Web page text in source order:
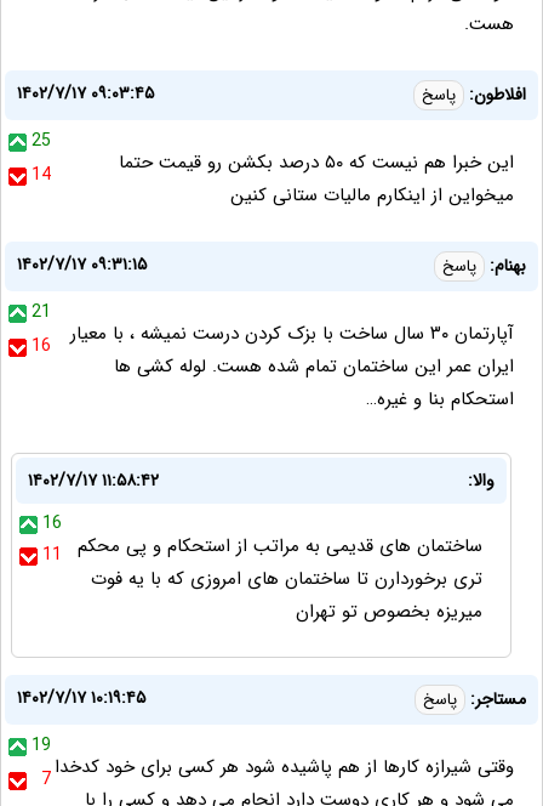
هست.
افلاطون: پاسخ
۱۴۰۲/۷/۱۷ ۰۹:۰۳:۴۵
25
14
این خبرا هم نیست که ۵۰ درصد بکشن رو قیمت حتما
میخواین از اینکارم مالیات ستانی کنین
بهنام: پاسخ
۱۴۰۲/۷/۱۷ ۰۹:۳۱:۱۵
21
16
آپارتمان ۳۰ سال ساخت با بزک کردن درست نمیشه ، با معیار
ایران عمر این ساختمان تمام شده هست. لوله کشی ها
استحکام بنا و غیره…
والا:
۱۴۰۲/۷/۱۷ ۱۱:۵۸:۴۲
16
11
ساختمان های قدیمی به مراتب از استحکام و پی محکم
تری برخوردارن تا ساختمان های امروزی که با یه فوت
میریزه بخصوص تو تهران
مستاجر: پاسخ
۱۴۰۲/۷/۱۷ ۱۰:۱۹:۴۵
19
7وقتی شیرازه کارها از هم پاشیده شود هر کسی برای خود کدخدا
می شود و هر کاری دوست دارد انجام می دهد و کسی را با